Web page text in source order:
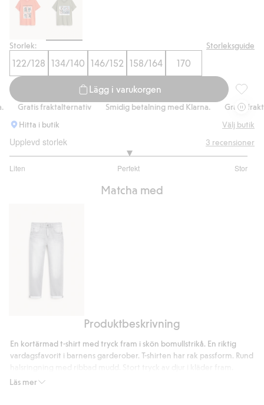
Storlek: Storleksguide
122/128 134/140 146/152 158/164 170
Lägg i varukorgen
T-
Gratis fraktalternativ Smidig betalning med Klarna.
Gratis
Hitta i butik
Välj butik
Upplevd storlek
Liten Perfekt Stor
utav
betyg
3 recensioner
Matcha med
jogger
Produktbeskrivning
Läs mer
En kortärmad t-shirt med tryck fram i skön bomullstrikå. En riktig
vardagsfavorit i barnens garderober. T-shirten har rak passform. Rund
Rak passform